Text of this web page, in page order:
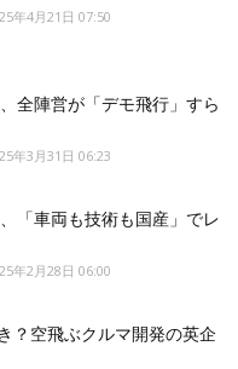
年4月21日 07:50
全陣営が「デモ飛行」すら
年3月31日 06:23
「車両も技術も国産」でレ
年2月28日 06:00
？空飛ぶクルマ開発の英企